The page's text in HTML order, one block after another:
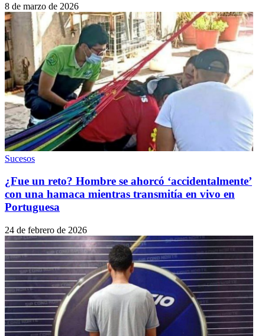
8 de marzo de 2026
Sucesos
¿Fue un reto? Hombre se ahorcó ‘accidentalmente’
con una hamaca mientras transmitía en vivo en
Portuguesa
24 de febrero de 2026